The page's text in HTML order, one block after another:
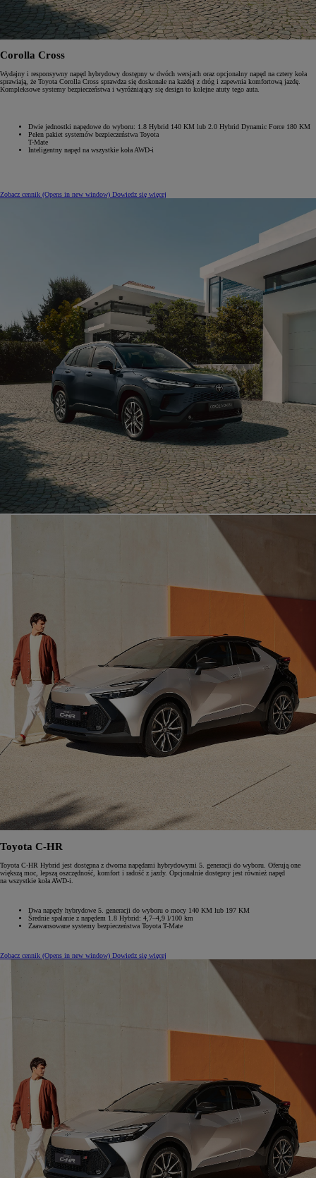
Corolla Cross
Wydajny i responsywny napęd hybrydowy dostępny w dwóch wersjach oraz opcjonalny napęd na cztery koła
sprawiają, że Toyota Corolla Cross sprawdza się doskonale na każdej z dróg i zapewnia komfortową jazdę.
Kompleksowe systemy bezpieczeństwa i wyróżniający się design to kolejne atuty tego auta.
Dwie jednostki napędowe do wyboru: 1.8 Hybrid 140 KM lub 2.0 Hybrid Dynamic Force 180 KM
Pełen pakiet systemów bezpieczeństwa Toyota
T-Mate
Inteligentny napęd na wszystkie koła AWD-i
Zobacz cennik (Opens in new window) Dowiedz się więcej
Toyota C-HR
Toyota C-HR Hybrid jest dostępna z dwoma napędami hybrydowymi 5. generacji do wyboru. Oferują one
większą moc, lepszą oszczędność, komfort i radość z jazdy. Opcjonalnie dostępny jest również napęd
na wszystkie koła AWD-i.
Dwa napędy hybrydowe 5. generacji do wyboru o mocy 140 KM lub 197 KM
Średnie spalanie z napędem 1.8 Hybrid: 4,7–4,9 l/100 km
Zaawansowane systemy bezpieczeństwa Toyota T-Mate
Zobacz cennik (Opens in new window) Dowiedz się więcej